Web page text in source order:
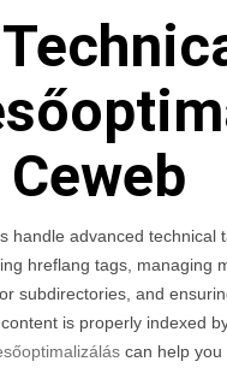
Ceweb
handle advanced technical
hreflang tags, managing
subdirectories, and
is properly indexed
can help you